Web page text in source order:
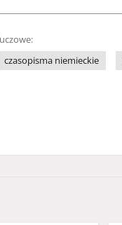
czasopisma niemieckie